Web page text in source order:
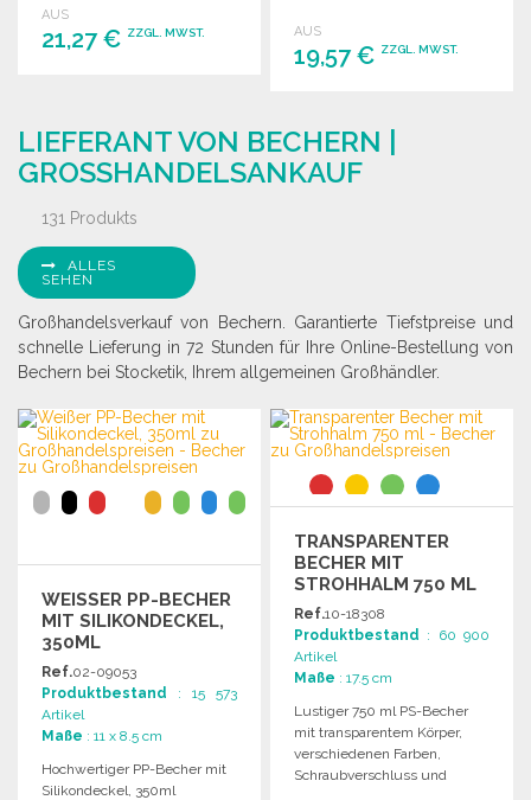
AUS
21,27 € ZZGL. MWST. AUS
19,57 € ZZGL. MWST.
Angebot anfordern
LIEFERANT VON BECHERN |
GROSSHANDELSANKAUF
131 Produkts
ALLES
SEHEN
Großhandelsverkauf von Bechern. Garantierte Tiefstpreise und
schnelle Lieferung in 72 Stunden für Ihre Online-Bestellung von
Bechern bei Stocketik, Ihrem allgemeinen Großhändler.
WEISSER PP-BECHER M
IT SILIKONDECKEL, 3
50ML
Ref.02-09053
Produktbestand : 15 573
Artikel
Maße : 11 x 8.5 cm
Hochwertiger PP-Becher mit
Silikondeckel, 350ml
TRANSPARENTER
BECHER MIT
STROHHALM 750 ML
ZU
GROSSHANDELSPREISEN
Ref.10-18308
Produktbestand : 60 900
Artikel
Maße : 17.5 cm
Lustiger 750 ml PS-Becher
mit transparentem Körper,
verschiedenen Farben,
Schraubverschluss und